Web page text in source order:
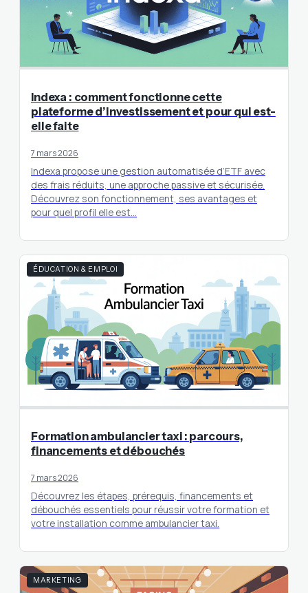
Indexa : comment fonctionne cette
plateforme d’investissement et pour qui est-
elle faite
7 mars 2026
Indexa propose une gestion automatisée d’ETF avec
des frais réduits, une approche passive et sécurisée.
Découvrez son fonctionnement, ses avantages et
pour quel profil elle est…
ÉDUCATION & EMPLOI
Formation ambulancier taxi : parcours,
financements et débouchés
7 mars 2026
Découvrez les étapes, prérequis, financements et
débouchés essentiels pour réussir votre formation et
votre installation comme ambulancier taxi.
MARKETING